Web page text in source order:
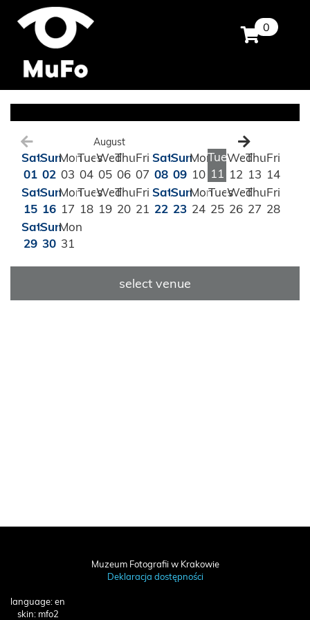
0
August
Sat
01
Sun
02
Mon
03
Tues
04
Wed
05
Thu
06
Fri
07
Sat
08
Sun
09
Mon
10
Tues
11
Wed
12
Thu
13
Fri
14
Sat
15
Sun
16
Mon
17
Tues
18
Wed
19
Thu
20
Fri
21
Sat
22
Sun
23
Mon
24
Tues
25
Wed
26
Thu
27
Fri
28
Sat
29
Sun
30
Mon
31
select venue
Muzeum Fotografii w Krakowie
Deklaracja dostępności
language: en
skin: mfo2